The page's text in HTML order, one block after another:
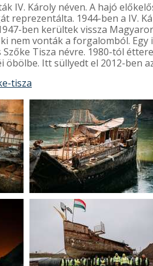
IV. Károly néven. A hajó
reprezentálta. 1944-ben a IV.
ben kerültek vissza
vonták a forgalomból. Egy
Tisza névre. 1980-tól
Itt süllyedt el 2012-ben
tisza